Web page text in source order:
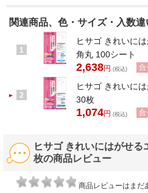
関連商品、色・サイズ・入数違
1
ヒサゴ きれいに
角丸 100シート
2,638円 (税込) 合
2
ヒサゴ きれいに
30枚
1,074円 (税込) 合
ヒサゴ きれいにはがせ
枚の商品レビュー
商品レビューはまだ